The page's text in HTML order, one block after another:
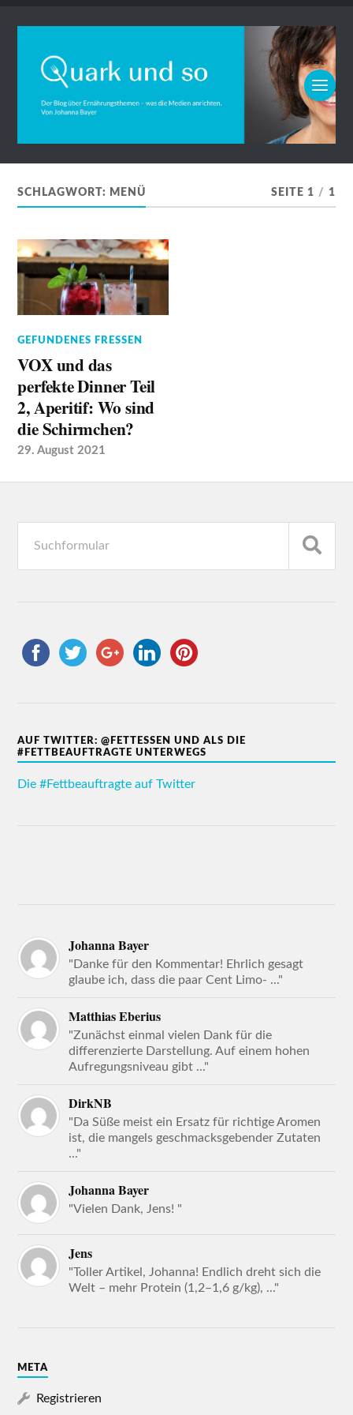
SCHLAGWORT: MENÜ SEITE 1 / 1
GEFUNDENES FRESSEN
VOX und das
perfekte Dinner Teil
2, Aperitif: Wo sind
die Schirmchen?
29. August 2021
AUF TWITTER: @FETTESSEN UND ALS DIE
#FETTBEAUFTRAGTE UNTERWEGS
Die #Fettbeauftragte auf Twitter
Johanna Bayer
"Danke für den Kommentar! Ehrlich gesagt
glaube ich, dass die paar Cent Limo- ..."
Matthias Eberius
"Zunächst einmal vielen Dank für die
differenzierte Darstellung. Auf einem hohen
Aufregungsniveau gibt ..."
DirkNB
"Da Süße meist ein Ersatz für richtige Aromen
ist, die mangels geschmacksgebender Zutaten
..."
Johanna Bayer
"Vielen Dank, Jens! "
Jens
"Toller Artikel, Johanna! Endlich dreht sich die
Welt – mehr Protein (1,2–1,6 g/kg), ..."
META
Registrieren